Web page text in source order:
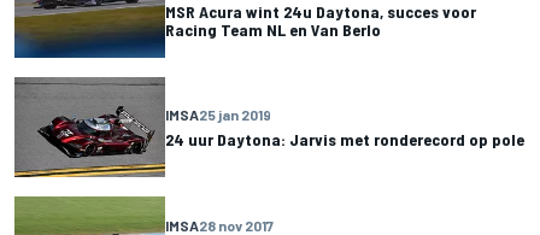
MSR Acura wint 24u Daytona, succes voor
Racing Team NL en Van Berlo
IMSA25 jan 2019
24 uur Daytona: Jarvis met ronderecord op pole
IMSA28 nov 2017